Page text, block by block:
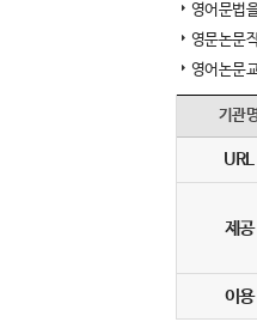
영어문법
영문논문
영어논문
기관
URL
제공
이용